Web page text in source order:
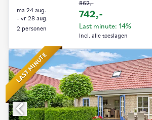
862,-
742,-
Last minute: 14%
Incl. alle toeslagen
ma 24 aug.
- vr 28 aug.
2 personen
LAST MINUTE